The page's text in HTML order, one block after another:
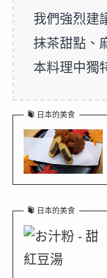
我們強烈建
抹茶甜點、
本料理中獨
日本的美食
日本的美食